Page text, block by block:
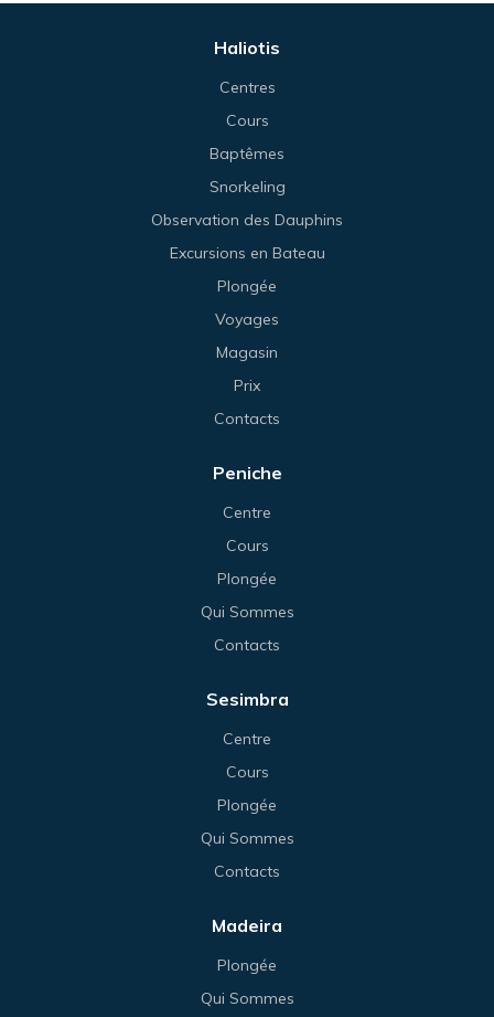
Haliotis
Centres
Cours
Baptêmes
Snorkeling
Observation des Dauphins
Excursions en Bateau
Plongée
Voyages
Magasin
Prix
Contacts
Peniche
Centre
Cours
Plongée
Qui Sommes
Contacts
Sesimbra
Centre
Cours
Plongée
Qui Sommes
Contacts
Madeira
Plongée
Qui Sommes